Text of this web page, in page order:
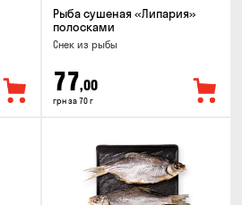
Рыба сушеная «Липария»
полосками
Снек из рыбы
77,00
грн за 70 г